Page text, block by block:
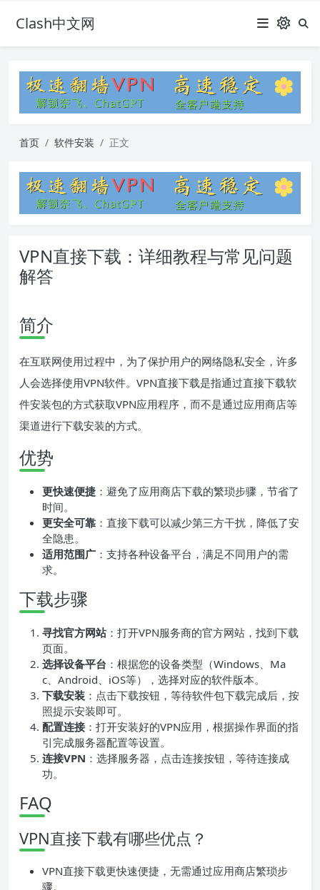
Clash中文网
首页 软件安装 正文
VPN直接下载：详细教程与常见问题
解答
简介
在互联网使用过程中，为了保护用户的网络隐私安全，许多
人会选择使用VPN软件。VPN直接下载是指通过直接下载软
件安装包的方式获取VPN应用程序，而不是通过应用商店等
渠道进行下载安装的方式。
优势
更快速便捷 ：避免了应用商店下载的繁琐步骤，节省了
时间。
更安全可靠 ：直接下载可以减少第三方干扰，降低了安
全隐患。
适用范围广 ：支持各种设备平台，满足不同用户的需
求。
下载步骤
寻找官方网站：打开VPN服务商的官方网站，找到下载
页面。
选择设备平台 ：根据您的设备类型（Windows、Ma
c、Android、iOS等），选择对应的软件版本。
下载安装 ：点击下载按钮，等待软件包下载完成后，按
照提示安装即可。
配置连接 ：打开安装好的VPN应用，根据操作界面的指
引完成服务器配置等设置。
连接VPN ：选择服务器，点击连接按钮，等待连接成
功。
FAQ
VPN直接下载有哪些优点？
VPN直接下载更快速便捷，无需通过应用商店繁琐步
骤。